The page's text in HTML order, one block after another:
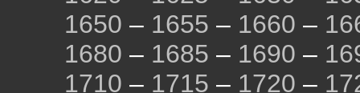
1650 – 1655 – 1660 –
1680 – 1685 – 1690 –
1710 – 1715 – 1720 –